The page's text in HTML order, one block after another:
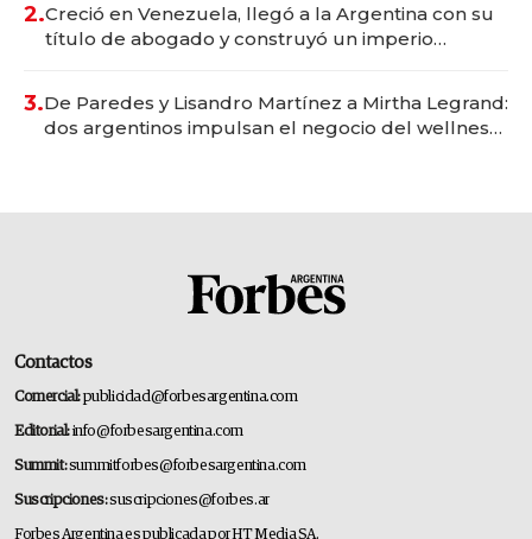
2.Creció en Venezuela, llegó a la Argentina con su
título de abogado y construyó un imperio
3.De Paredes y Lisandro Martínez a Mirtha Legrand:
dos argentinos impulsan el negocio del wellness
Contactos
Comercial:publicidad@forbesargentina.com
Editorial:info@forbesargentina.com
Summit:summitforbes@forbesargentina.com
Suscripciones:suscripciones@forbes.ar
Forbes Argentina es publicada por HT Media SA.